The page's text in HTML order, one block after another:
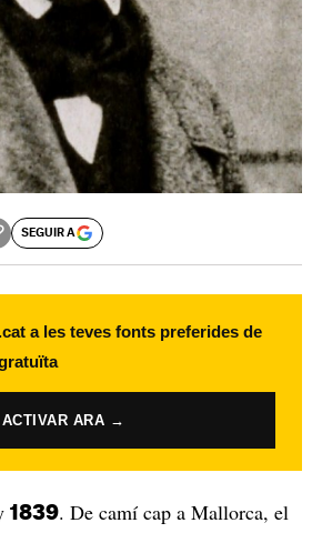
SEGUIR A
a les teves fonts preferides de
ACTIVAR ARA →
1839. De camí cap a Mallorca, el